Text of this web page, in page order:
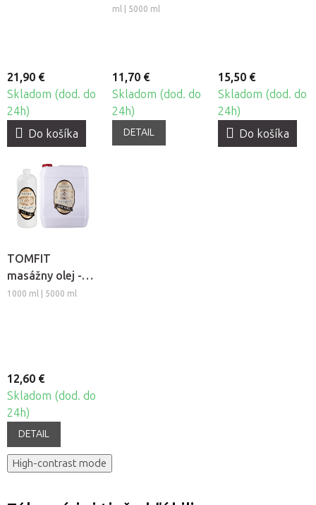
21,90 €
Skladom (dod. do
24h)
Do košíka
mandľový
ml | 5000 ml
11,70 €
Skladom (dod. do
24h)
DETAIL
15,50 €
Skladom (dod. do
24h)
Do košíka
TOMFIT
masážny olej -
Aloe Vera
1000 ml | 5000 ml
12,60 €
Skladom (dod. do
24h)
DETAIL
High-contrast mode